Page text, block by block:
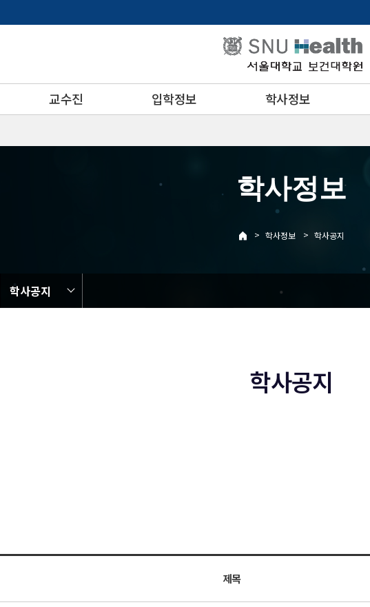
교수진 입학정보 학사정보
학사정보
> 학사정보 > 학사공지
학사공지
학사공지
제목